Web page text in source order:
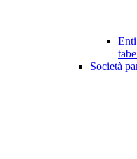
Società